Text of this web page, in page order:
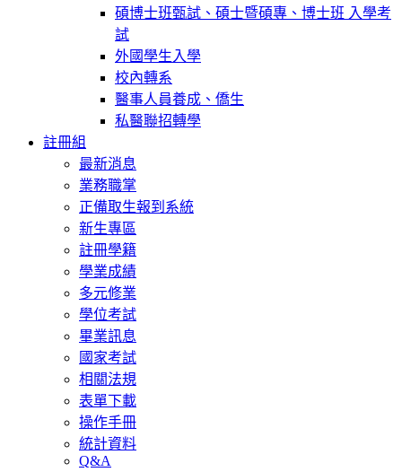
碩博士班甄試、碩士暨碩專、博士班 入學考
試
外國學生入學
校內轉系
醫事人員養成、僑生
私醫聯招轉學
註冊組
最新消息
業務職掌
正備取生報到系統
新生專區
註冊學籍
學業成績
多元修業
學位考試
畢業訊息
國家考試
相關法規
表單下載
操作手冊
統計資料
Q&A